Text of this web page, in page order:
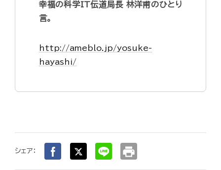
幸福の科学IT伝道局長 林洋甫のひとり
言。
http://ameblo.jp/yosuke-
hayashi/
シェア： print